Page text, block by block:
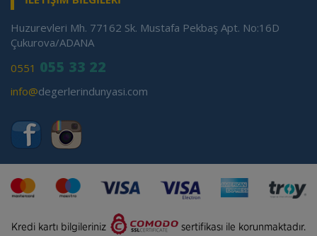
Huzurevleri Mh. 77162 Sk. Mustafa Pekbaş Apt. No:16D
Çukurova/ADANA
0551 055 33 22
info@degerlerindunyasi.com